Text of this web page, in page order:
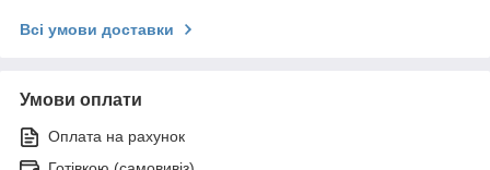
Всі умови доставки
Умови оплати
Оплата на рахунок